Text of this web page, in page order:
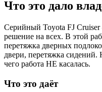
Что это дало
Серийный Toyota FJ Cruiser
решение на всех. В этой
перетяжка дверных
двери, перетяжка
чего работа НЕ касалась.
Что это даёт